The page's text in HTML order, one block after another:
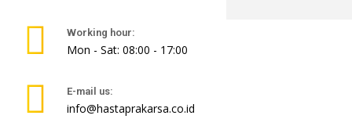
Working hour:
Mon - Sat: 08:00 - 17:00
E-mail us:
info@hastaprakarsa.co.id